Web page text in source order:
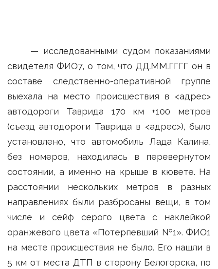
— исследованными судом показаниями
свидетеля ФИО7, о том, что ДД.ММ.ГГГГ он в
составе следственно-оперативной группе
выехала на место происшествия в <адрес>
автодороги Таврида 170 км +100 метров
(съезд автодороги Таврида в <адрес>), было
установлено, что автомобиль Лада Калина,
без номеров, находилась в перевернутом
состоянии, а именно на крыше в кювете. На
расстоянии нескольких метров в разных
направлениях были разбросаны вещи, в том
числе и сейф серого цвета с наклейкой
оранжевого цвета «Потерпевший №1». ФИО1
на месте происшествия не было. Его нашли в
5 км от места ДТП в сторону Белогорска, по